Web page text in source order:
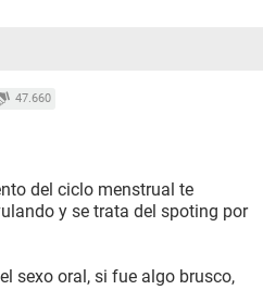
47.660
del ciclo menstrual te
y se trata del spoting por
sexo oral, si fue algo brusco,